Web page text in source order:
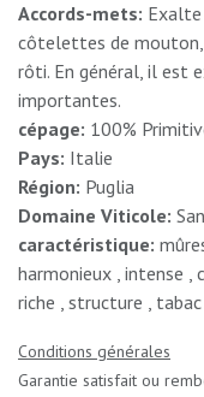
Accords-mets:
côtelettes de mouton,
rôti. En général, il est
importantes.
cépage: 100%
Pays: Italie
Région: Puglia
Domaine Viticole:
caractéristique:
harmonieux , intense ,
riche , structure ,
Conditions générales
Garantie satisfait ou